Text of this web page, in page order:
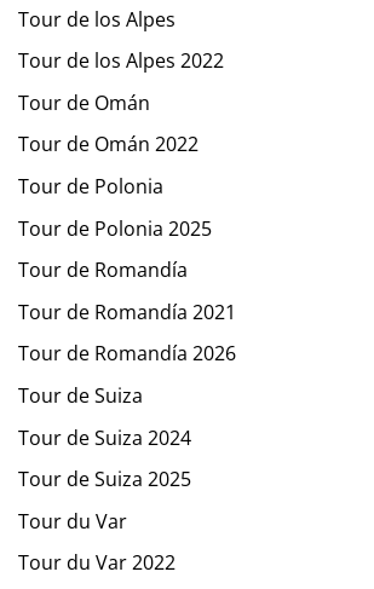
Tour de los Alpes
Tour de los Alpes 2022
Tour de Omán
Tour de Omán 2022
Tour de Polonia
Tour de Polonia 2025
Tour de Romandía
Tour de Romandía 2021
Tour de Romandía 2026
Tour de Suiza
Tour de Suiza 2024
Tour de Suiza 2025
Tour du Var
Tour du Var 2022